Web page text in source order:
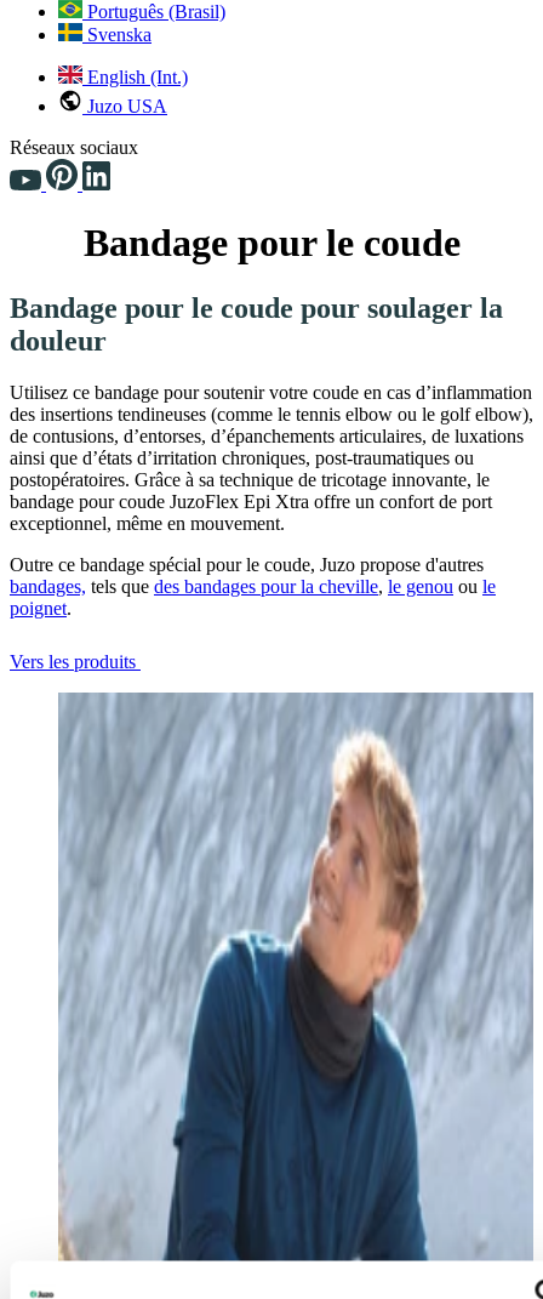
Português (Brasil)
Svenska
English (Int.)
Juzo USA
Réseaux sociaux
Bandage pour le coude
Bandage pour le coude pour soulager la
douleur
Utilisez ce bandage pour soutenir votre coude en cas d’inflammation
des insertions tendineuses (comme le tennis elbow ou le golf elbow),
de contusions, d’entorses, d’épanchements articulaires, de luxations
ainsi que d’états d’irritation chroniques, post-traumatiques ou
postopératoires. Grâce à sa technique de tricotage innovante, le
bandage pour coude JuzoFlex Epi Xtra offre un confort de port
exceptionnel, même en mouvement.
Outre ce bandage spécial pour le coude, Juzo propose d'autres
bandages, tels que des bandages pour la cheville, le genou ou le
poignet.
Vers les produits